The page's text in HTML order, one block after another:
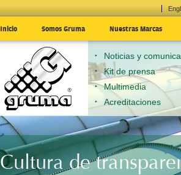
Inicio Somos Gruma Nuestras Marcas
Noticias y
Kit de prensa
Multimedia
Acreditaciones
Cultura de